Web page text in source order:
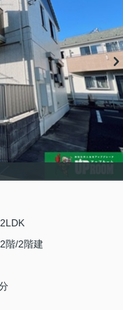
2LDK
2階/2階建